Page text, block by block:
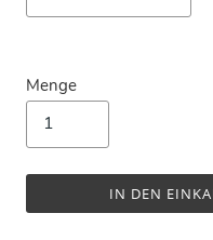
Menge
IN DEN